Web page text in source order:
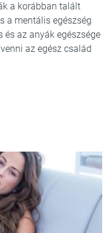
a korábban talált
a mentális egészség
az anyák egészsége
az egész család